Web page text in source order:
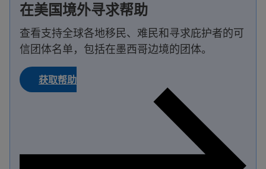
在美国境外寻求帮助
查看支持全球各地移民、难民和寻求庇护者的可
信团体名单，包括在墨西哥边境的团体。
获取帮助